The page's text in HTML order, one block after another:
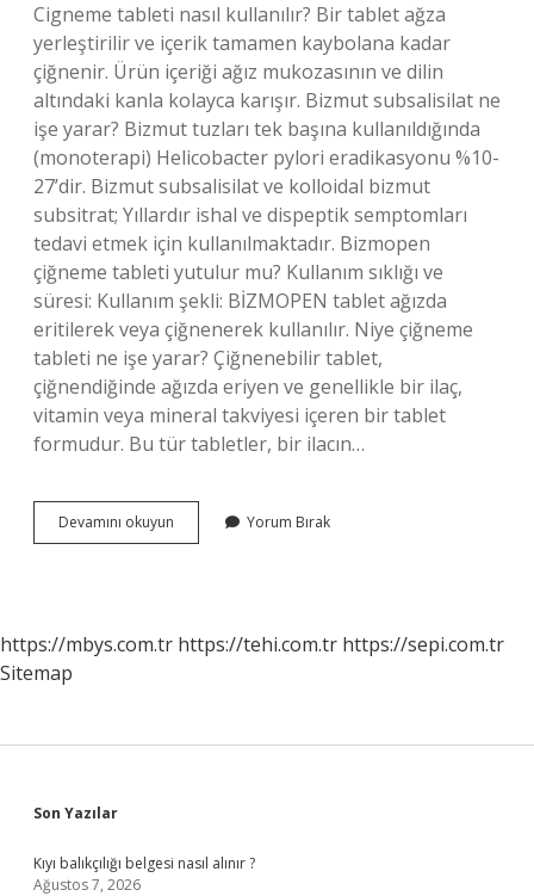
Cigneme tableti nasıl kullanılır? Bir tablet ağza
yerleştirilir ve içerik tamamen kaybolana kadar
çiğnenir. Ürün içeriği ağız mukozasının ve dilin
altındaki kanla kolayca karışır. Bizmut subsalisilat ne
işe yarar? Bizmut tuzları tek başına kullanıldığında
(monoterapi) Helicobacter pylori eradikasyonu %10-
27’dir. Bizmut subsalisilat ve kolloidal bizmut
subsitrat; Yıllardır ishal ve dispeptik semptomları
tedavi etmek için kullanılmaktadır. Bizmopen
çiğneme tableti yutulur mu? Kullanım sıklığı ve
süresi: Kullanım şekli: BİZMOPEN tablet ağızda
eritilerek veya çiğnenerek kullanılır. Niye çiğneme
tableti ne işe yarar? Çiğnenebilir tablet,
çiğnendiğinde ağızda eriyen ve genellikle bir ilaç,
vitamin veya mineral takviyesi içeren bir tablet
formudur. Bu tür tabletler, bir ilacın…
Devamını okuyun Bizmopen
262
Işe
Yorum Bırak
https://mbys.com.tr https://tehi.com.tr https://sepi.com.tr
Sitemap
Sidebar
Son Yazılar
Kıyı balıkçılığı belgesi nasıl alınır ?
Ağustos 7, 2026